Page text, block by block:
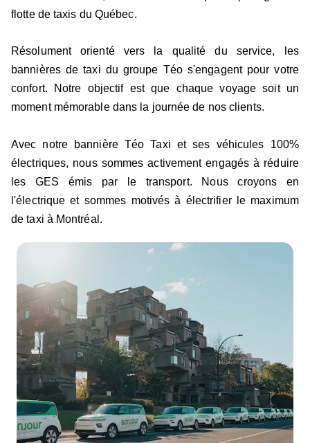
flotte de taxis du Québec.
Résolument orienté vers la qualité du service, les
bannières de taxi du groupe Téo s'engagent pour votre
confort. Notre objectif est que chaque voyage soit un
moment mémorable dans la journée de nos clients.
Avec notre bannière Téo Taxi et ses véhicules 100%
électriques, nous sommes activement engagés à réduire
les GES émis par le transport. Nous croyons en
l'électrique et sommes motivés à électrifier le maximum
de taxi à Montréal.